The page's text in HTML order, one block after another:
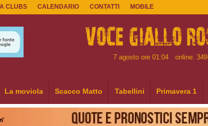
CLUBS CALENDARIO CONTATTI MOBILE
7 agosto ore 01:04 online: 349
La moviola Scacco Matto Tabellini Primavera 1